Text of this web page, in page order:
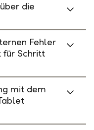
die
Fehler
für Schritt
mit dem